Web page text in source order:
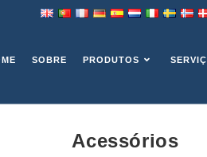
SOBRE PRODUTOS
Acessórios